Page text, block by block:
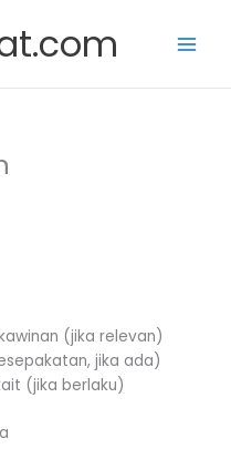
(jika relevan)
jika ada)
(jika berlaku)